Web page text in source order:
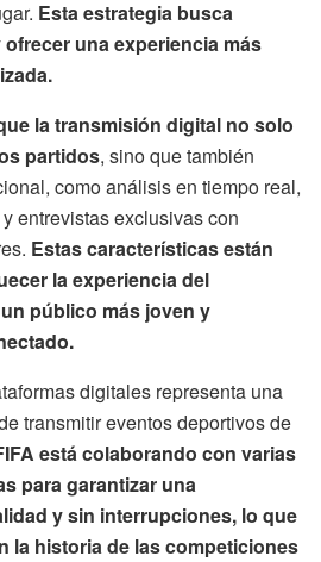
Esta estrategia busca
una experiencia más
la transmisión digital no solo
partidos, sino que también
como análisis en tiempo real,
entrevistas exclusivas con
Estas características están
la experiencia del
público más joven y
digitales representa una
transmitir eventos deportivos de
está colaborando con varias
para garantizar una
y sin interrupciones, lo que
la historia de las competiciones